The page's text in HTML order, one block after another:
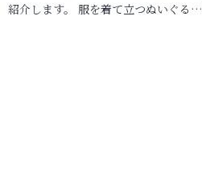
紹介します。 服を着て立つぬいぐる…